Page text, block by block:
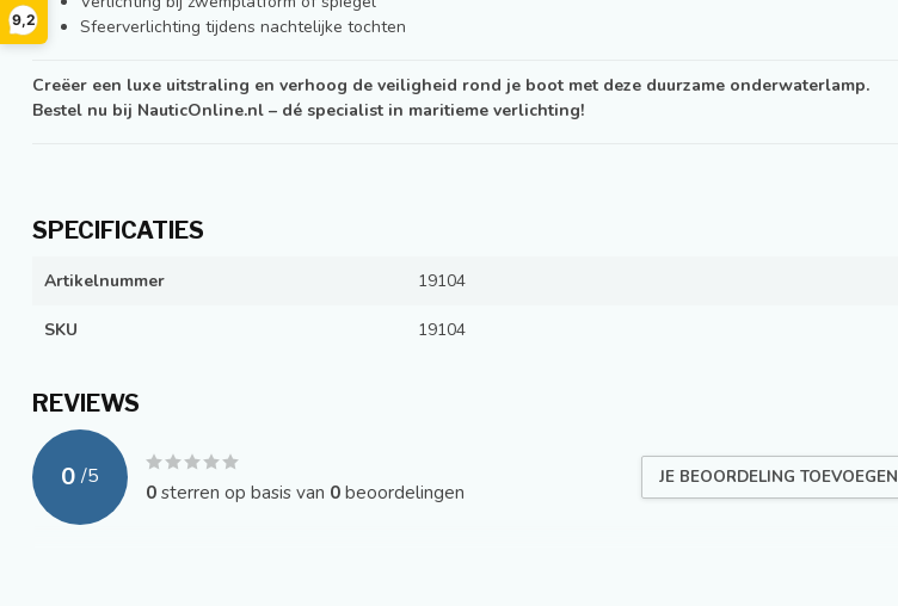
9,2
Sfeerverlichting tijdens nachtelijke tochten
Creëer een luxe uitstraling en verhoog de veiligheid rond je boot met deze duurzame onderwaterlamp.
Bestel nu bij NauticOnline.nl – dé specialist in maritieme verlichting!
SPECIFICATIES
Artikelnummer 19104
SKU 19104
REVIEWS
0 /5
0sterren op basis van 0beoordelingen
JE BEOORDELING TOEVOEGEN